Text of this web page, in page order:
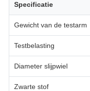
Specificatie
Gewicht van de testarm
Testbelasting
Diameter slijpwiel
Zwarte stof